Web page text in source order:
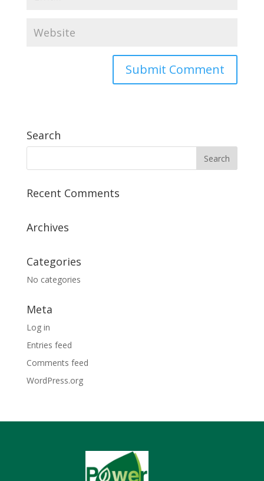
Search
Recent Comments
Archives
Categories
No categories
Meta
Log in
Entries feed
Comments feed
WordPress.org